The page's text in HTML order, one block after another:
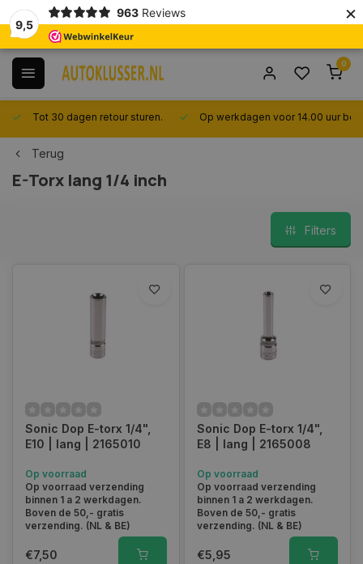
9,5
963 Reviews ×
0
Tot 30 dagen retour sturen. Op werkdagen voor 14.00 uur
Terug
E-Torx lang 1/4 inch
Filters
Sonic Dop E-torx 1/4",
E10 | lang | 2165010
Op voorraad
Op voorraad verzending
binnen 1 a 2 werkdagen.
Boven de 50,- gratis
verzending. (NL & BE)
€7,50
Sonic Dop E-torx 1/4",
E8 | lang | 2165008
Op voorraad
Op voorraad verzending
binnen 1 a 2 werkdagen.
Boven de 50,- gratis
verzending. (NL & BE)
€5,95